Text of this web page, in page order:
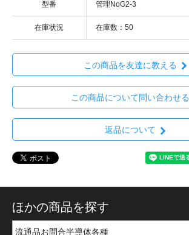
型番 管理NoG2-3
在庫状況 在庫数：50
この商品を友達に教える
この商品について問い合わせる
返品について
ほかの商品を探す